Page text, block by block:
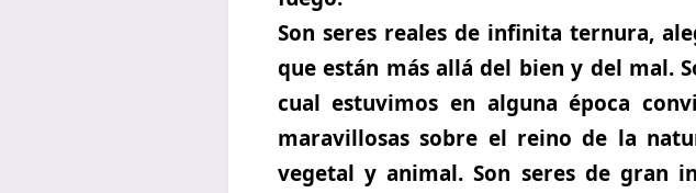
Son seres reales de infinita ternura,
que están más allá del bien y del mal.
cual estuvimos en alguna época
maravillosas sobre el reino de la
vegetal y animal. Son seres de gran